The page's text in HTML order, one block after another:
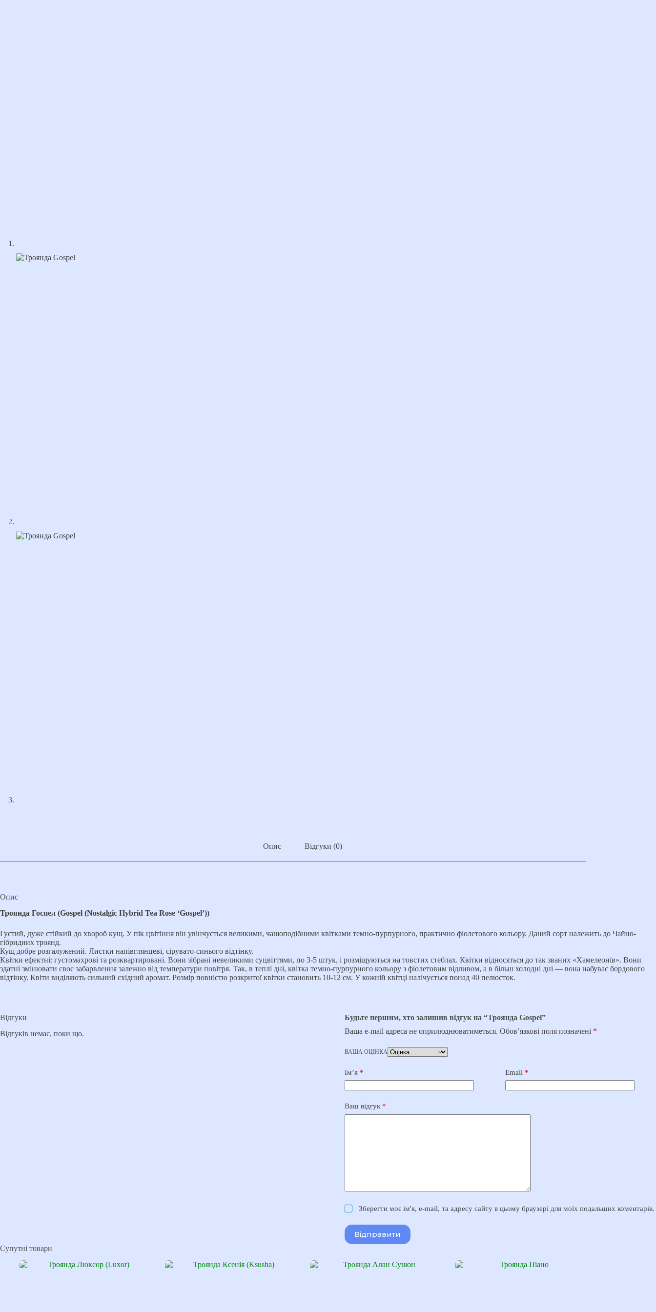
Опис Відгуки (0)
Опис
Троянда Госпел (Gospel (Nostalgic Hybrid Tea Rose ‘Gospel’))
Густий, дуже стійкий до хвороб кущ. У пік цвітіння він увінчується великими, чашоподібними квітками темно-пурпурного, практично фіолетового кольору. Даний сорт належить до Чайно-
гібридних троянд.
Кущ добре розгалужений. Листки напівглянцеві, сірувато-синього відтінку.
Квітки ефектні: густомахрові та розквартировані. Вони зібрані невеликими суцвіттями, по 3-5 штук, і розміщуються на товстих стеблах. Квітки відносяться до так званих «Хамелеонів». Вони
здатні змінювати своє забарвлення залежно від температури повітря. Так, в теплі дні, квітка темно-пурпурного кольору з фіолетовим відливом, а в більш холодні дні — вона набуває бордового
відтінку. Квіти виділяють сильний східний аромат. Розмір повністю розкритої квітки становить 10-12 см. У кожній квітці налічується понад 40 пелюсток.
Відгуки
Відгуків немає, поки що.
Будьте першим, хто залишив відгук на “Троянда Gospel”
Ваша e-mail адреса не оприлюднюватиметься. Обов’язкові поля позначені *
ВАША ОЦІНКА
Ім’я* Email *
Ваш відгук *
Зберегти моє ім'я, e-mail, та адресу сайту в цьому браузері для моїх подальших коментарів.
Відправити
Супутні товари